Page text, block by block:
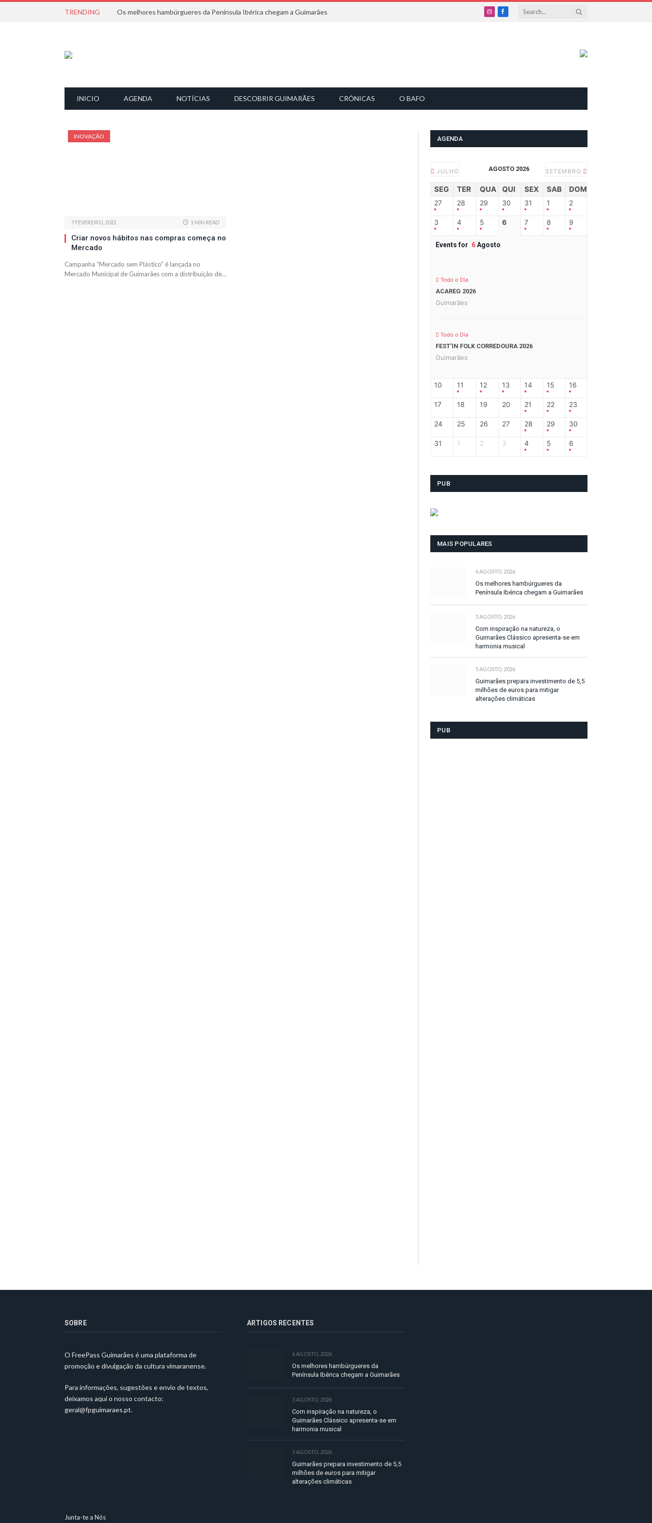
TRENDING Os melhores hambúrgueres da Península Ibérica chegam a Guimarães
InstagramFacebook
INICIO AGENDA NOTÍCIAS DESCOBRIR GUIMARÃES CRÓNICAS O BAFO
INOVAÇÃO
7 FEVEREIRO, 2021 1 MIN READ
Criar novos hábitos nas compras começa no
Mercado
Campanha “Mercado sem Plástico” é lançada no
Mercado Municipal de Guimarães com a distribuição de…
AGENDA
JULHO AGOSTO 2026 SETEMBRO
SEG TER QUA QUI SEX SAB DOM
27 28 29 30 31 1 2
3 4 5 6 7 8 9
Events for 6Agosto
Todo o Dia
ACAREG 2026
Guimarães
Todo o Dia
FEST’IN FOLK CORREDOURA 2026
Guimarães
10 11 12 13 14 15 16
17 18 19 20 21 22 23
24 25 26 27 28 29 30
31 1 2 3 4 5 6
PUB
MAIS POPULARES
6 AGOSTO, 2026
Os melhores hambúrgueres da
Península Ibérica chegam a Guimarães
5 AGOSTO, 2026
Com inspiração na natureza, o
Guimarães Clássico apresenta-se em
harmonia musical
5 AGOSTO, 2026
Guimarães prepara investimento de 5,5
milhões de euros para mitigar
alterações climáticas
PUB
SOBRE
O FreePass Guimarães é uma plataforma de
promoção e divulgação da cultura vimaranense.
Para informações, sugestões e envio de textos,
deixamos aqui o nosso contacto:
geral@fpguimaraes.pt.
ARTIGOS RECENTES
6 AGOSTO, 2026
Os melhores hambúrgueres da
Península Ibérica chegam a Guimarães
5 AGOSTO, 2026
Com inspiração na natureza, o
Guimarães Clássico apresenta-se em
harmonia musical
5 AGOSTO, 2026
Guimarães prepara investimento de 5,5
milhões de euros para mitigar
alterações climáticas
Junta-te a Nós